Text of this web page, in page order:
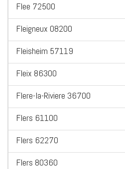
Flee 72500
Fleigneux 08200
Fleisheim 57119
Fleix 86300
Flere-la-Riviere 36700
Flers 61100
Flers 62270
Flers 80360